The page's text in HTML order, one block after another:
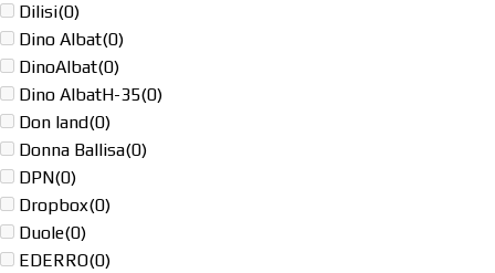
Dilisi(0)
Dino Albat(0)
DinoAlbat(0)
Dino AlbatH-35(0)
Don land(0)
Donna Ballisa(0)
DPN(0)
Dropbox(0)
Duole(0)
EDERRO(0)